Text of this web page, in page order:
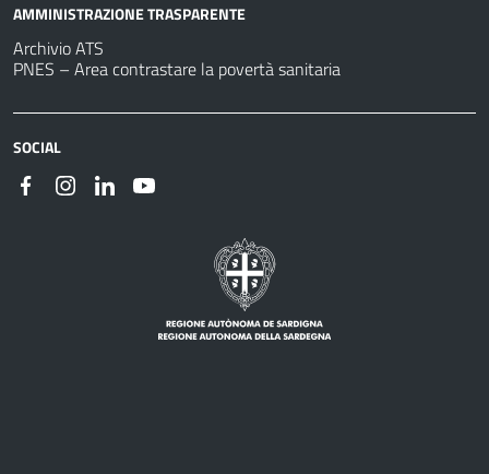
AMMINISTRAZIONE TRASPARENTE
Archivio ATS
PNES – Area contrastare la povertà sanitaria
SOCIAL